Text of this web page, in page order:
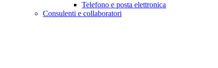
Telefono e posta elettronica
Consulenti e collaboratori